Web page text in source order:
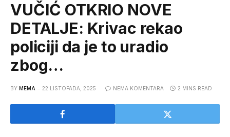
VUČIĆ OTKRIO NOVE
DETALJE: Krivac rekao
policiji da je to uradio
zbog…
BY MEMA 22 LISTOPADA, 2025 NEMA KOMENTARA 2 MINS READ